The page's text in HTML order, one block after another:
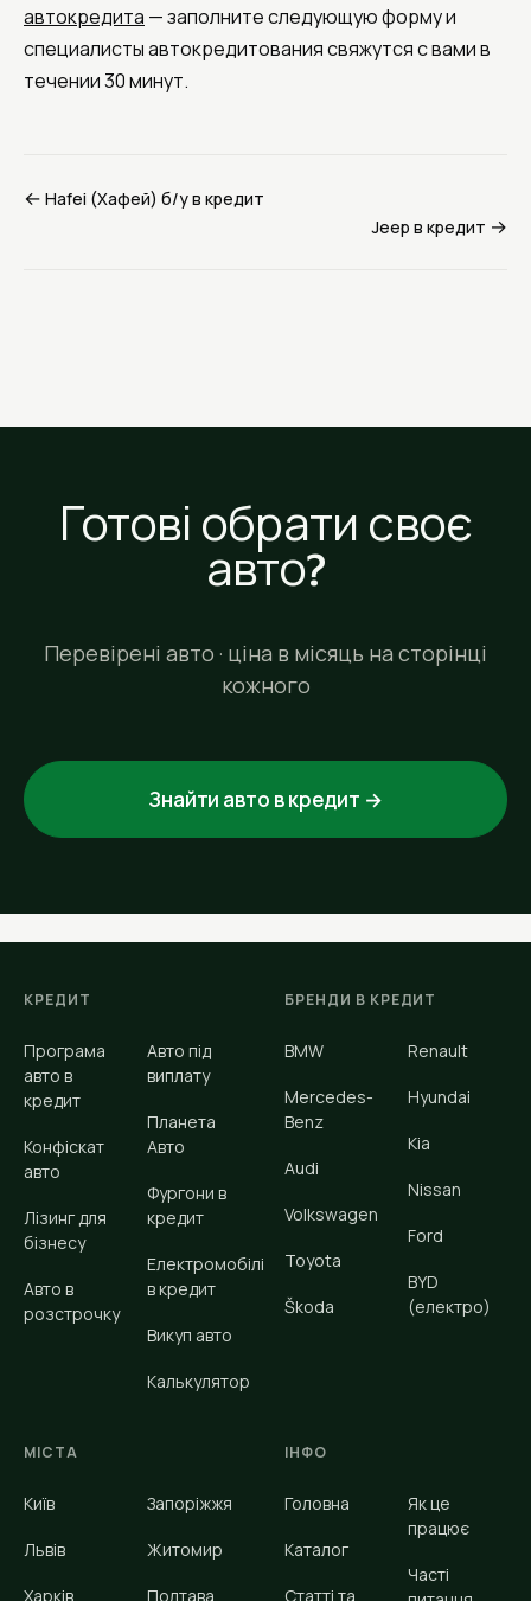
автокредита — заполните следующую форму и
специалисты автокредитования свяжутся с вами в
течении 30 минут.
← Hafei (Хафей) б/у в кредит
Jeep в кредит →
Готові обрати своє
авто?
Перевірені авто · ціна в місяць на сторінці
кожного
Знайти авто в кредит →
КРЕДИТ
Програма
авто в
кредит
Конфіскат
авто
Лізинг для
бізнесу
Авто в
розстрочку
Авто під
виплату
Планета
Авто
Фургони в
кредит
Електромобілі
в кредит
Викуп авто
Калькулятор
БРЕНДИ В КРЕДИТ
BMW
Mercedes-
Benz
Audi
Volkswagen
Toyota
Škoda
Renault
Hyundai
Kia
Nissan
Ford
BYD
(електро)
МІСТА
Київ
Львів
Харків
Запоріжжя
Житомир
Полтава
ІНФО
Головна
Каталог
Статті та
Як це
працює
Часті